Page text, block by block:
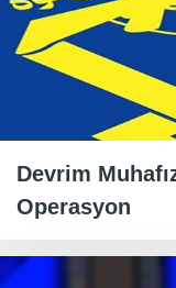
Devrim
Operasyon